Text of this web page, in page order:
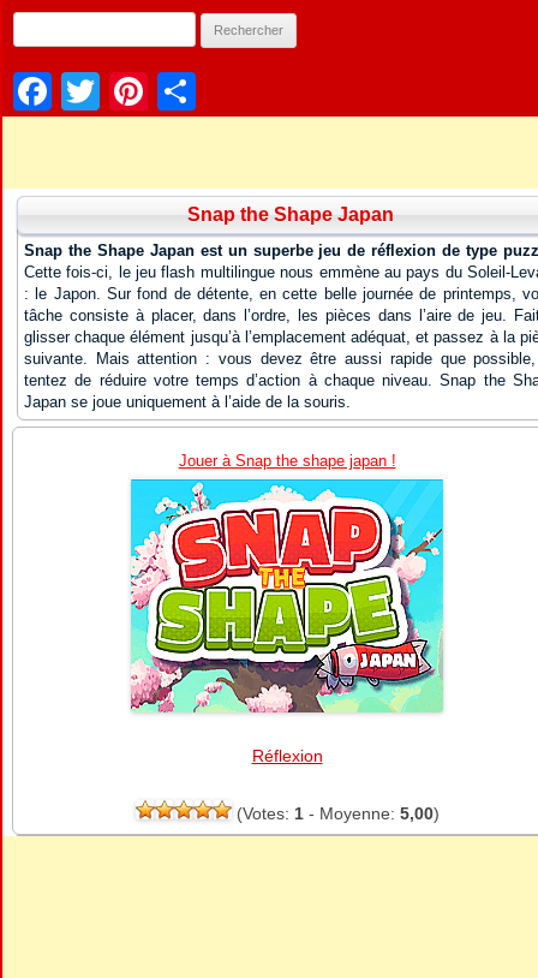
Facebook
TwitterPinterest
Snap the Shape Japan
Snap the Shape Japan est un superbe jeu de réflexion de type
Cette fois-ci, le jeu flash multilingue nous emmène au pays du Soleil-
: le Japon. Sur fond de détente, en cette belle journée de printemps,
tâche consiste à placer, dans l’ordre, les pièces dans l’aire de jeu.
glisser chaque élément jusqu’à l’emplacement adéquat, et passez à la
suivante. Mais attention : vous devez être aussi rapide que
tentez de réduire votre temps d’action à chaque niveau. Snap the
Japan se joue uniquement à l’aide de la souris.
Jouer à Snap the shape japan !
Réflexion
(Votes: 1- Moyenne: 5,00)